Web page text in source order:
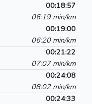
00:18:57
06:19 min/km
00:19:00
06:20 min/km
00:21:22
07:07 min/km
00:24:08
08:02 min/km
00:24:33